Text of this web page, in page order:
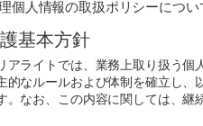
個人情報の取扱ポリシーにつ
基本方針
アライトでは、業務上取り扱う
的なルールおよび体制を確立し
。なお、この内容に関しては、